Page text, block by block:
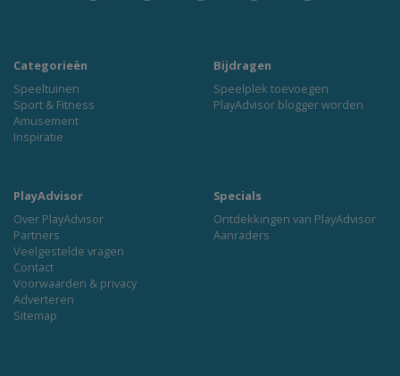
Categorieën
Speeltuinen
Sport & Fitness
Amusement
Inspiratie
Bijdragen
Speelplek toevoegen
PlayAdvisor blogger worden
PlayAdvisor
Over PlayAdvisor
Partners
Veelgestelde vragen
Contact
Voorwaarden & privacy
Adverteren
Sitemap
Specials
Ontdekkingen van PlayAdvisor
Aanraders